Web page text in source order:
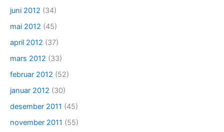
juni 2012 (34)
mai 2012 (45)
april 2012 (37)
mars 2012 (33)
februar 2012 (52)
januar 2012 (30)
desember 2011 (45)
november 2011 (55)